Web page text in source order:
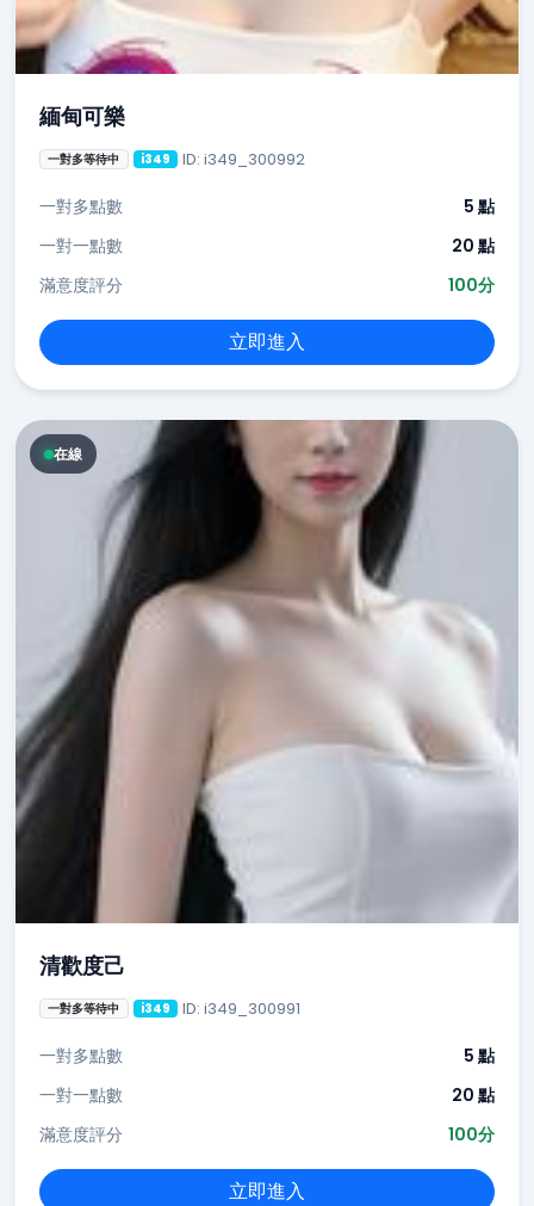
緬甸可樂
一對多等待中 i349 ID: i349_300992
一對多點數
5 點
一對一點數
20 點
滿意度評分
100分
立即進入
在線
清歡度己
一對多等待中 i349 ID: i349_300991
一對多點數
5 點
一對一點數
20 點
滿意度評分
100分
立即進入